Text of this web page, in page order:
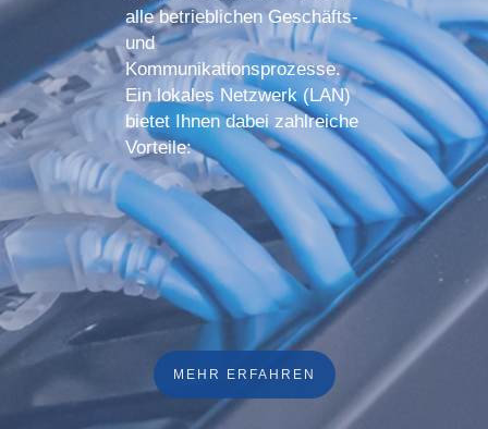
alle betrieblichen Geschäfts-
und
Kommunikationsprozesse.
Ein lokales Netzwerk (LAN)
bietet Ihnen dabei zahlreiche
Vorteile:
MEHR ERFAHREN